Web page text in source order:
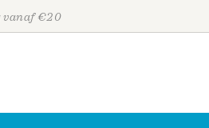
vanaf €20